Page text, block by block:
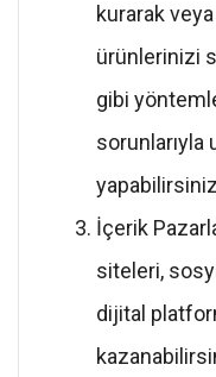
kurarak
ürünlerinizi
gibi
sorunlarıyla
İçerik
siteleri,
dijital